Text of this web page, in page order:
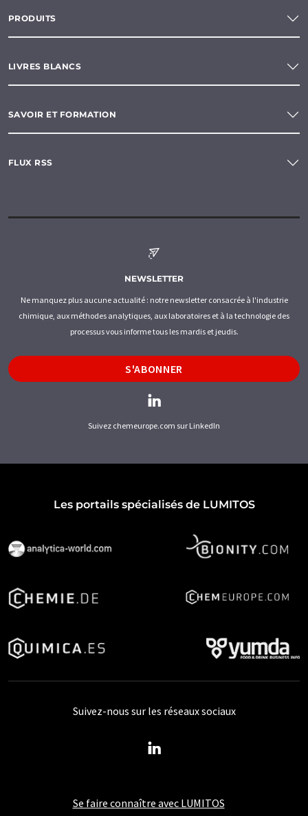
PRODUITS
LIVRES BLANCS
SAVOIR ET FORMATION
FLUX RSS
NEWSLETTER
Ne manquez plus aucune actualité : notre newsletter consacrée à l'industrie
chimique, aux méthodes analytiques, aux laboratoires et à la technologie des
processus vous informe tous les mardis et jeudis.
S'ABONNER
Suivez chemeurope.com sur LinkedIn
Les portails spécialisés de LUMITOS
Se faire connaître avec LUMITOS
Suivez-nous sur les réseaux sociaux